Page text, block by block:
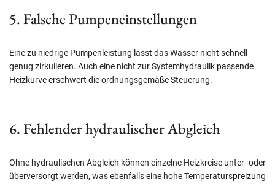
5. Falsche Pumpeneinstellungen
Eine zu niedrige Pumpenleistung lässt das Wasser nicht schnell
genug zirkulieren. Auch eine nicht zur Systemhydraulik passende
Heizkurve erschwert die ordnungsgemäße Steuerung.
6. Fehlender hydraulischer Abgleich
Ohne hydraulischen Abgleich können einzelne Heizkreise unter- oder
überversorgt werden, was ebenfalls eine hohe Temperaturspreizung